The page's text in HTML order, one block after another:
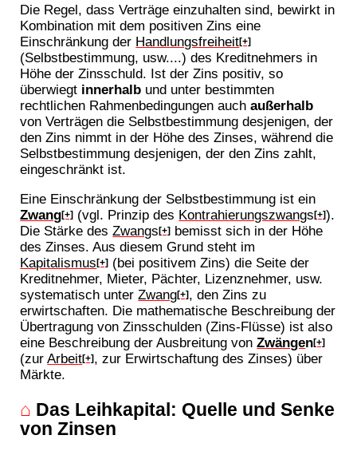
Die Regel, dass Verträge einzuhalten sind, bewirkt in
Kombination mit dem positiven Zins eine
Einschränkung der Handlungsfreiheit[+]
(Selbstbestimmung, usw....) des Kreditnehmers in
Höhe der Zinsschuld. Ist der Zins positiv, so
überwiegt innerhalb und unter bestimmten
rechtlichen Rahmenbedingungen auchaußerhalb
von Verträgen die Selbstbestimmung desjenigen, der
den Zins nimmt in der Höhe des Zinses, während die
Selbstbestimmung desjenigen, der den Zins zahlt,
eingeschränkt ist.
Eine Einschränkung der Selbstbestimmung ist ein
Zwang[+] (vgl. Prinzip des Kontrahierungszwangs[+]).
Die Stärke desZwangs[+] bemisst sich in der Höhe
des Zinses. Aus diesem Grund steht im
Kapitalismus[+] (bei positivem Zins) die Seite der
Kreditnehmer, Mieter, Pächter, Lizenznehmer, usw.
systematisch unterZwang[+] , den Zins zu
erwirtschaften. Die mathematische Beschreibung der
Übertragung von Zinsschulden (Zins-Flüsse) ist also
eine Beschreibung der Ausbreitung vonZwängen[+]
(zurArbeit[+] , zur Erwirtschaftung des Zinses) über
Märkte.
⌂ Das Leihkapital: Quelle und Senke
von Zinsen